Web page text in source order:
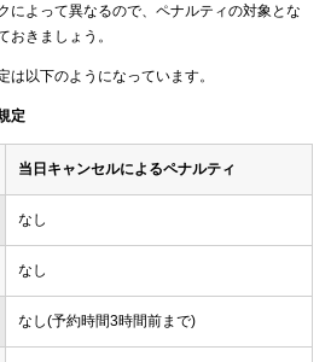
によって異なるので、ペナルティの対象とな
おきましょう。
以下のようになっています。
定
当日キャンセルによるペナルティ
なし
なし
なし(予約時間3時間前まで)